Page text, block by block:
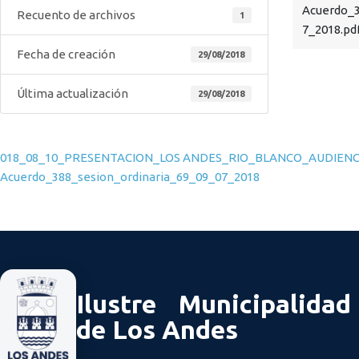
Recuento de archivos 1
Fecha de creación 29/08/2018
Última actualización 29/08/2018
Navegación de entradas
018_08_10_PRESENTACION_LOS
Acuerdo_388_sesion_ordinaria_69_09_07_2018
Ilustre Municipalidad
de Los Andes